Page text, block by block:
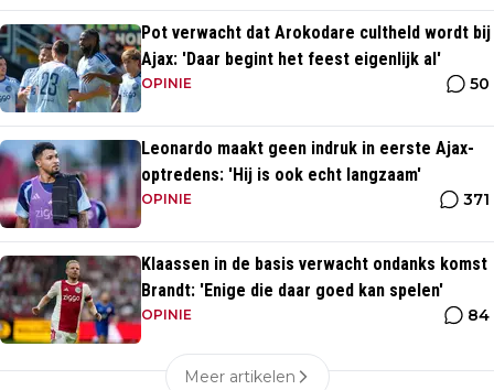
Pot verwacht dat Arokodare cultheld wordt bij
Ajax: 'Daar begint het feest eigenlijk al'
OPINIE 50
Leonardo maakt geen indruk in eerste Ajax-
optredens: 'Hij is ook echt langzaam'
OPINIE 371
Klaassen in de basis verwacht ondanks komst
Brandt: 'Enige die daar goed kan spelen'
OPINIE 84
Meer artikelen